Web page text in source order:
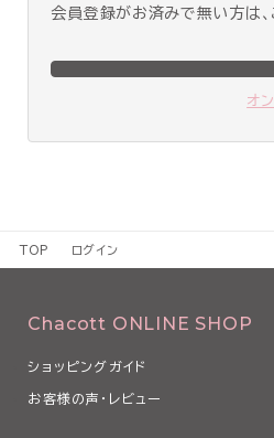
会員登録がお済みで無い方は
オ
TOP ログイン
Chacott ONLINE SHOP
ショッピングガイド
お客様の声・レビュー